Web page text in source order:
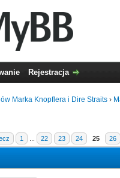
Rejestracja
Marka Knopflera i Dire Straits ›
1 22 23 24 25 26